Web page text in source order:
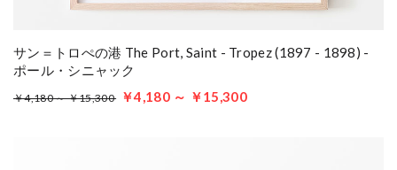
サン＝トロぺの港 The Port, Saint - Tropez (1897 - 1898) -
ポール・シニャック
￥4,180 ～ ￥15,300 ￥4,180 ～ ￥15,300